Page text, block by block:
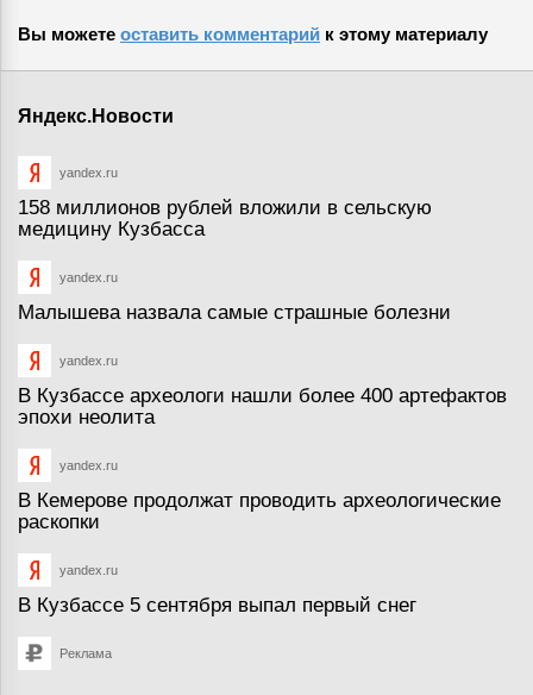
Вы можете оставить комментарий к этому материалу
Яндекс.Новости
yandex.ru
158 миллионов рублей вложили в сельскую
медицину Кузбасса
yandex.ru
Малышева назвала самые страшные болезни
yandex.ru
В Кузбассе археологи нашли более 400 артефактов
эпохи неолита
yandex.ru
В Кемерове продолжат проводить археологические
раскопки
yandex.ru
В Кузбассе 5 сентября выпал первый снег
Реклама